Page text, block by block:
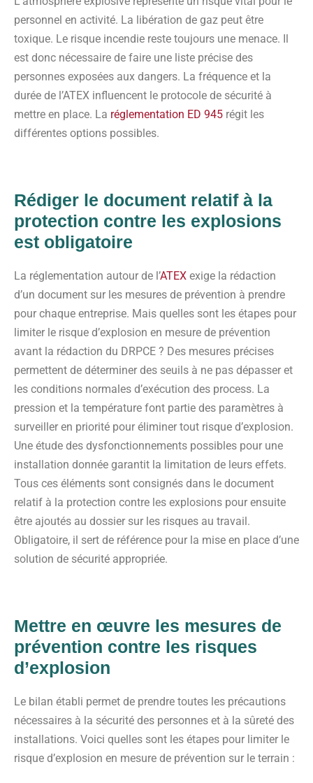
personnel en activité. La libération de gaz peut être
toxique. Le risque incendie reste toujours une menace. Il
est donc nécessaire de faire une liste précise des
personnes exposées aux dangers. La fréquence et la
durée de l’ATEX influencent le protocole de sécurité à
mettre en place. La réglementation ED 945 régit les
différentes options possibles.
Rédiger le document relatif à la
protection contre les explosions
est obligatoire
La réglementation autour de l’ATEX exige la rédaction
d’un document sur les mesures de prévention à prendre
pour chaque entreprise. Mais quelles sont les étapes pour
limiter le risque d’explosion en mesure de prévention
avant la rédaction du DRPCE ? Des mesures précises
permettent de déterminer des seuils à ne pas dépasser et
les conditions normales d’exécution des process. La
pression et la température font partie des paramètres à
surveiller en priorité pour éliminer tout risque d’explosion.
Une étude des dysfonctionnements possibles pour une
installation donnée garantit la limitation de leurs effets.
Tous ces éléments sont consignés dans le document
relatif à la protection contre les explosions pour ensuite
être ajoutés au dossier sur les risques au travail.
Obligatoire, il sert de référence pour la mise en place d’une
solution de sécurité appropriée.
Mettre en œuvre les mesures de
prévention contre les risques
d’explosion
Le bilan établi permet de prendre toutes les précautions
nécessaires à la sécurité des personnes et à la sûreté des
installations. Voici quelles sont les étapes pour limiter le
risque d’explosion en mesure de prévention sur le terrain :